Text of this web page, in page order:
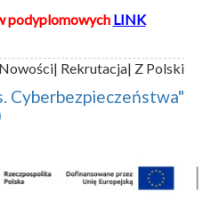
podyplomowych LINK
Nowości| Rekrutacja| Z Polski
Cyberbezpieczeństwa"